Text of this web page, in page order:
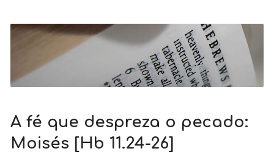
A fé que despreza o pecado:
Moisés [Hb 11.24-26]